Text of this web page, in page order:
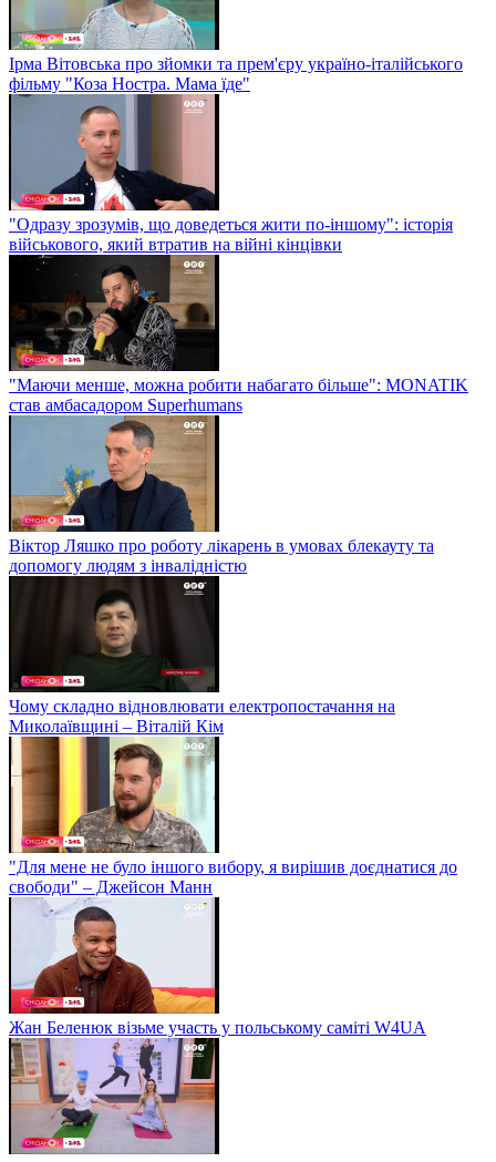
Ірма Вітовська про зйомки та прем'єру україно-італійського
фільму "Коза Ностра. Мама їде"
"Одразу зрозумів, що доведеться жити по-іншому": історія
військового, який втратив на війні кінцівки
"Маючи менше, можна робити набагато більше": MONATIK
став амбасадором Superhumans
Віктор Ляшко про роботу лікарень в умовах блекауту та
допомогу людям з інвалідністю
Чому складно відновлювати електропостачання на
Миколаївщині – Віталій Кім
"Для мене не було іншого вибору, я вирішив доєднатися до
свободи" – Джейсон Манн
Жан Беленюк візьме участь у польському саміті W4UA